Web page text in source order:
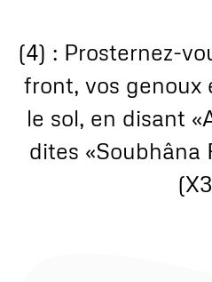
(4) : Prosternez-
front, vos genoux
le sol, en disant
dites «Soubhâna